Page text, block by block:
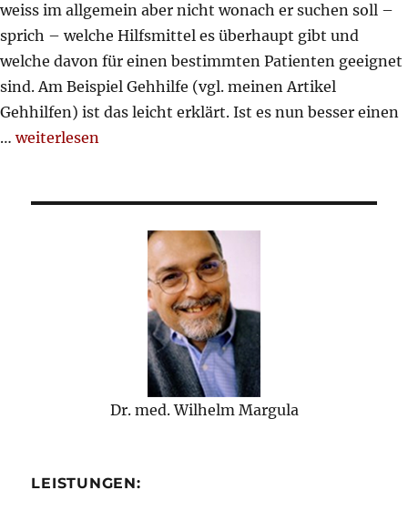
weiss im allgemein aber nicht wonach er suchen soll –
sprich – welche Hilfsmittel es überhaupt gibt und
welche davon für einen bestimmten Patienten geeignet
sind. Am Beispiel Gehhilfe (vgl. meinen Artikel
Gehhilfen) ist das leicht erklärt. Ist es nun besser einen
…„Hilfsmittel (für zuhause)“
weiterlesen
Dr. med. Wilhelm Margula
LEISTUNGEN: